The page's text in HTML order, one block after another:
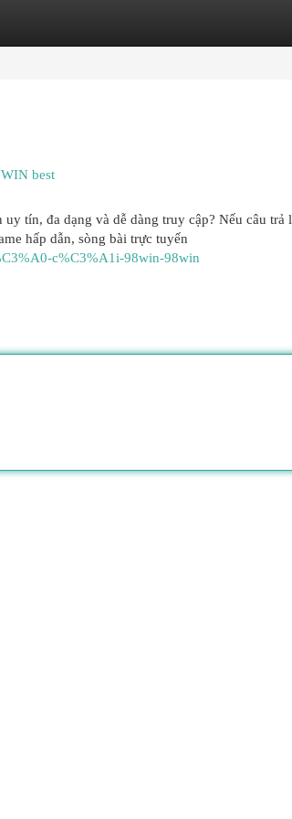
best
tín, đa dạng và dễ dàng truy cập? Nếu câu
hấp dẫn, sòng bài trực tuyến
c%C3%A1i-98win-98win